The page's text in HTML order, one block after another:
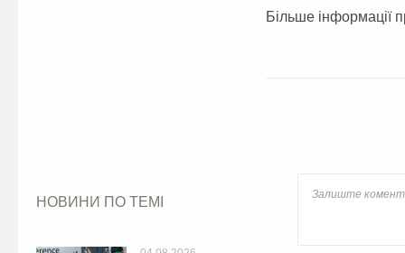
Більше інформації
НОВИНИ ПО ТЕМІ